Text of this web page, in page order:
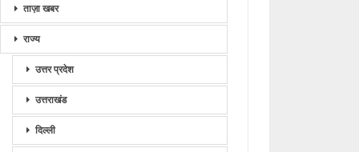
ताज़ा खबर
राज्य
उत्तर प्रदेश
उत्तराखंड
दिल्ली